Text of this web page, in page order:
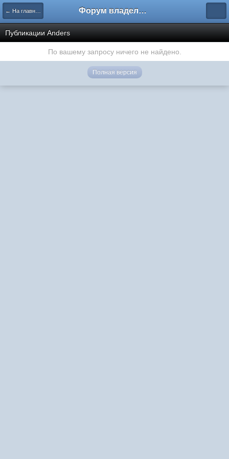
← На главную Форум владельцев интернет-магазинов
Публикации Anders
По вашему запросу ничего не найдено.
Полная версия